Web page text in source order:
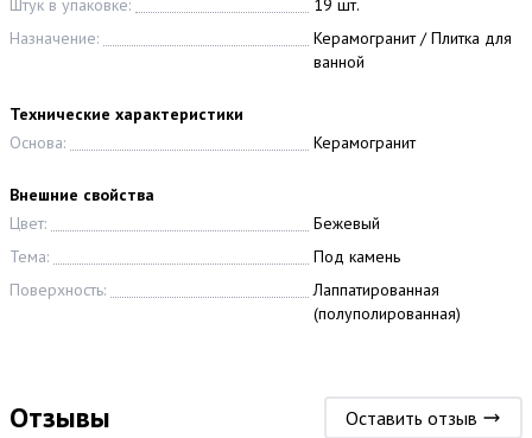
Штук в упаковке:
19 шт.
Назначение:
Керамогранит / Плитка для
ванной
Технические характеристики
Основа:
Керамогранит
Внешние свойства
Цвет:
Бежевый
Тема:
Под камень
Поверхность:
Лаппатированная
(полуполированная)
Отзывы Оставить отзыв